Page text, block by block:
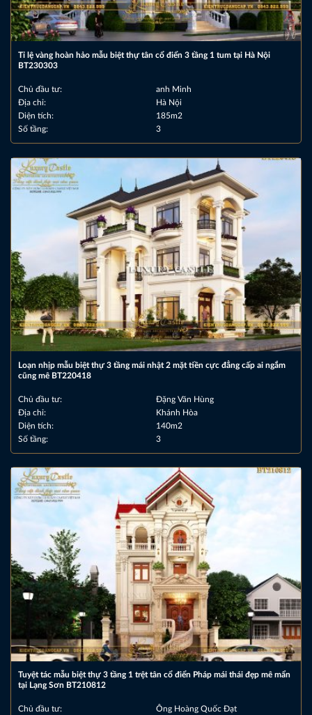
Tỉ lệ vàng hoàn hảo mẫu biệt thự tân cổ điển 3 tầng 1 tum tại Hà Nội
BT230303
Chủ đầu tư:
anh Minh
Địa chỉ:
Hà Nội
Diện tích:
185m2
Số tầng:
3
Loạn nhịp mẫu biệt thự 3 tầng mái nhật 2 mặt tiền cực đẳng cấp ai ngắm
cũng mê BT220418
Chủ đầu tư:
Đặng Văn Hùng
Địa chỉ:
Khánh Hòa
Diện tích:
140m2
Số tầng:
3
Tuyệt tác mẫu biệt thự 3 tầng 1 trệt tân cổ điển Pháp mái thái đẹp mê mẩn
tại Lạng Sơn BT210812
Chủ đầu tư:
Ông Hoàng Quốc Đạt